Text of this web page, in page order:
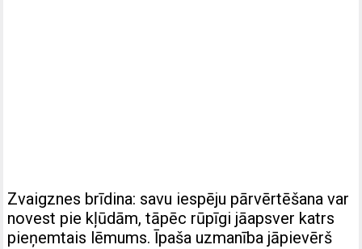
Zvaigznes brīdina: savu iespēju pārvērtēšana var
novest pie kļūdām, tāpēc rūpīgi jāapsver katrs
pieņemtais lēmums. Īpaša uzmanība jāpievērš